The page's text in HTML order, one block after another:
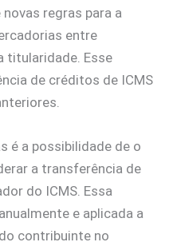
regras para a
entre
titularidade. Esse
de créditos de ICMS
é a possibilidade de o
a transferência de
do ICMS. Essa
e aplicada a
contribuinte no